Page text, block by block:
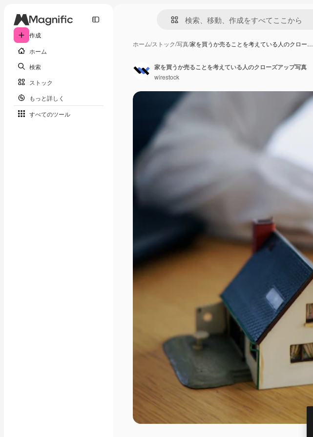
作成
ホーム
検索
ストック
もっと詳しく
すべてのツール
ホーム/ストック/写真/家を買うか売ることを考えている人のクロー…
家を買うか売ることを考えている人のクローズアップ写真
wirestock